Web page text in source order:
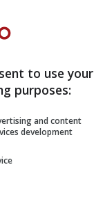
è diventato
deliziose e
Italia. È
e il suo
to use your
purposes:
and content
development